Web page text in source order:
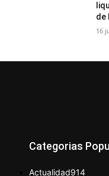
de
16
Categorias
Actualidad914